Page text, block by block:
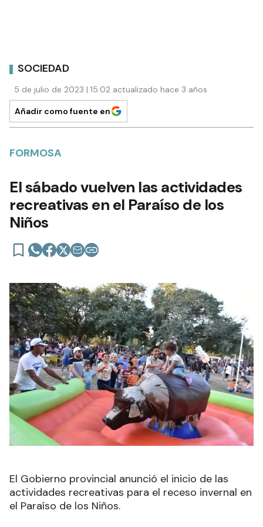
SOCIEDAD
5 de julio de 2023 | 15:02 actualizado hace 3 años
Añadir como fuente en
FORMOSA
El sábado vuelven las actividades
recreativas en el Paraíso de los
Niños
El Gobierno provincial anunció el inicio de las
actividades recreativas para el receso invernal en
el Paraíso de los Niños.